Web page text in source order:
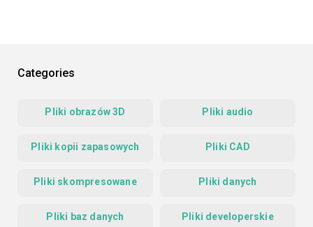
Categories
Pliki obrazów 3D Pliki audio
Pliki kopii zapasowych Pliki CAD
Pliki skompresowane Pliki danych
Pliki baz danych Pliki developerskie